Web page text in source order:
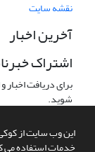
این وب سایت از کوکی
خدمات استفاده می
نقشه سایت
آخرین اخبار
اشتراک
برای دریافت
شوید.